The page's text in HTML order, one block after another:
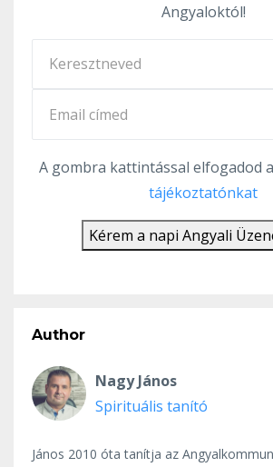
Angyaloktól!
A gombra kattintással elfogadod
tájékoztatónkat
Kérem a napi Angyali
Author
Nagy János
Spirituális tanító
János 2010 óta tanítja az